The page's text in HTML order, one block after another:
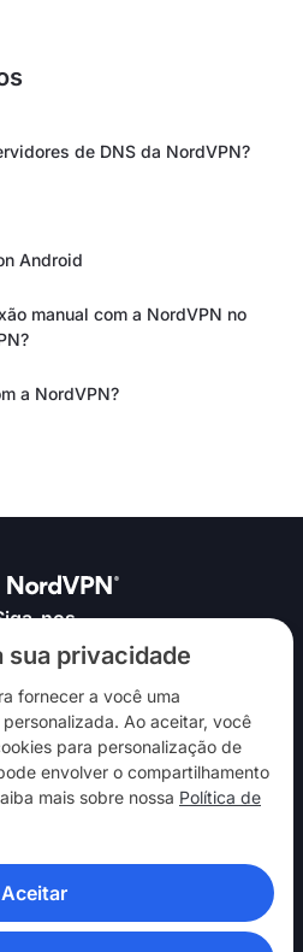
sua privacidade
fornecer a você uma
Ao aceitar, você
para personalização de
envolver o compartilhamento
mais sobre nossa Política de
Aceitar
de DNS da NordVPN?
Android
manual com a NordVPN no
a NordVPN?
nos